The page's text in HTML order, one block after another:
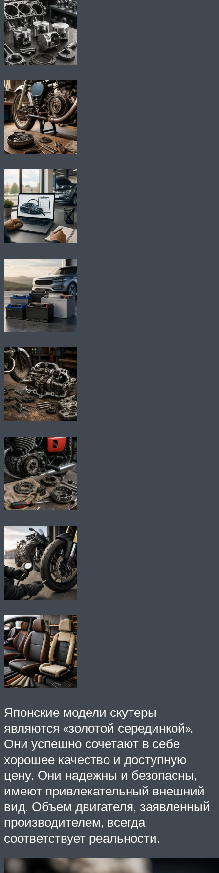
Японские модели скутеры
являются «золотой серединкой».
Они успешно сочетают в себе
хорошее качество и доступную
цену. Они надежны и безопасны,
имеют привлекательный внешний
вид. Объем двигателя, заявленный
производителем, всегда
соответствует реальности.